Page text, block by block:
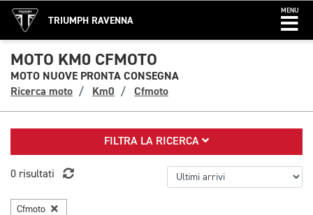
TRIUMPH RAVENNA
MENU
MOTO KM0 CFMOTO
MOTO NUOVE PRONTA CONSEGNA
Ricerca moto
Km0 Cfmoto
FILTRA LA RICERCA
0 risultati
Cfmoto